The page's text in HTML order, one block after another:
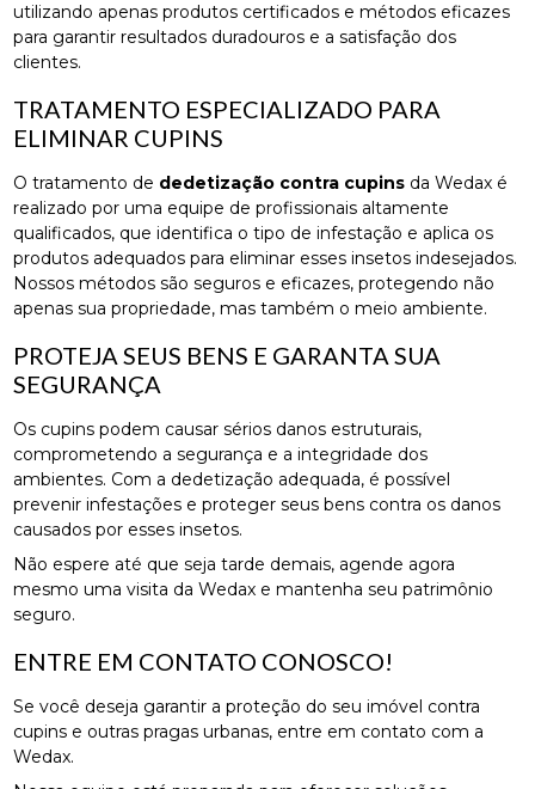
utilizando apenas produtos certificados e métodos eficazes
para garantir resultados duradouros e a satisfação dos
clientes.
TRATAMENTO ESPECIALIZADO PARA
ELIMINAR CUPINS
O tratamento de dedetização contra cupins da Wedax é
realizado por uma equipe de profissionais altamente
qualificados, que identifica o tipo de infestação e aplica os
produtos adequados para eliminar esses insetos indesejados.
Nossos métodos são seguros e eficazes, protegendo não
apenas sua propriedade, mas também o meio ambiente.
PROTEJA SEUS BENS E GARANTA SUA
SEGURANÇA
Os cupins podem causar sérios danos estruturais,
comprometendo a segurança e a integridade dos
ambientes. Com a dedetização adequada, é possível
prevenir infestações e proteger seus bens contra os danos
causados por esses insetos.
Não espere até que seja tarde demais, agende agora
mesmo uma visita da Wedax e mantenha seu patrimônio
seguro.
ENTRE EM CONTATO CONOSCO!
Se você deseja garantir a proteção do seu imóvel contra
cupins e outras pragas urbanas, entre em contato com a
Wedax.